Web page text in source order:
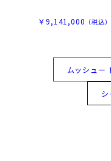
￥9,141,000 （税込）
ムッシュー